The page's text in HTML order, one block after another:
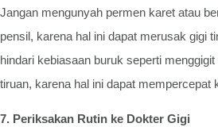
Jangan mengunyah permen karet atau
pensil, karena hal ini dapat merusak gigi
hindari kebiasaan buruk seperti
tiruan, karena hal ini dapat mempercepat
7. Periksakan Rutin ke Dokter Gigi